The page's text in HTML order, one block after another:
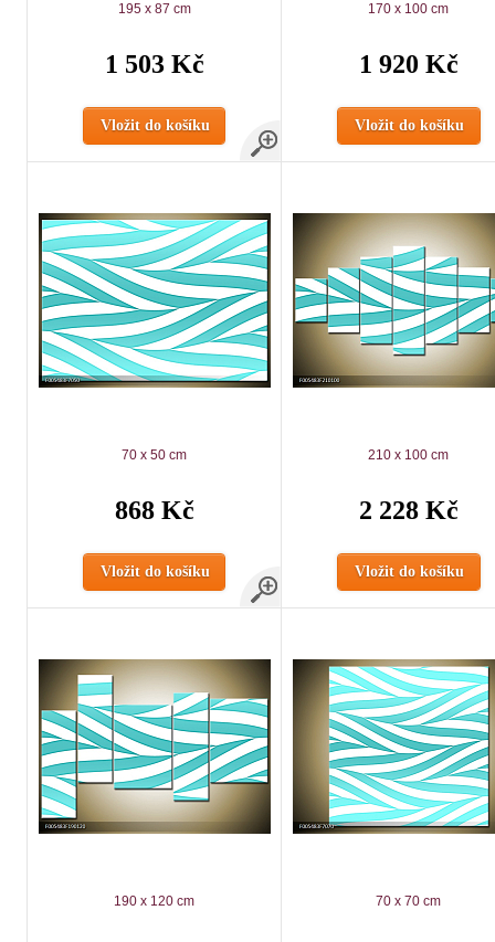
195 x 87 cm
1 503 Kč
Vložit do košíku
170 x 100 cm
1 920 Kč
Vložit do košíku
70 x 50 cm
868 Kč
Vložit do košíku
210 x 100 cm
2 228 Kč
Vložit do košíku
190 x 120 cm 70 x 70 cm